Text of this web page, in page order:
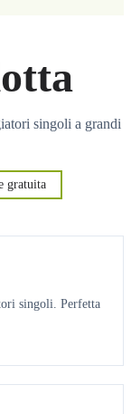
singoli a grandi
gratuita
singoli. Perfetta